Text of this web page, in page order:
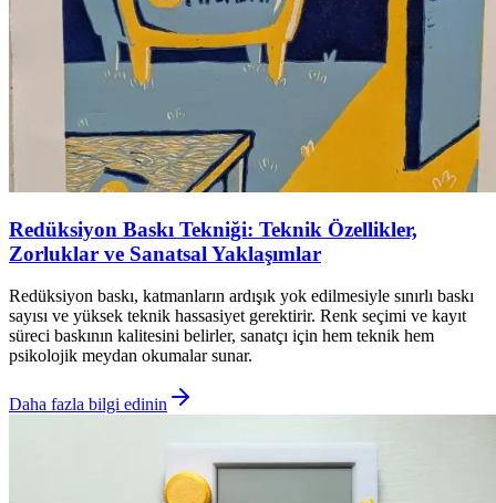
Redüksiyon Baskı Tekniği: Teknik Özellikler,
Zorluklar ve Sanatsal Yaklaşımlar
Redüksiyon baskı, katmanların ardışık yok edilmesiyle sınırlı baskı
sayısı ve yüksek teknik hassasiyet gerektirir. Renk seçimi ve kayıt
süreci baskının kalitesini belirler, sanatçı için hem teknik hem
psikolojik meydan okumalar sunar.
Daha fazla bilgi edinin